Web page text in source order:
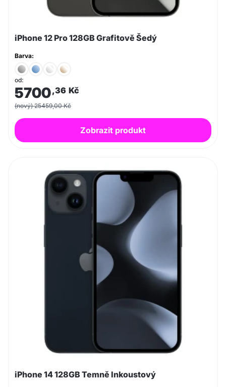
iPhone 12 Pro 128GB Grafitově Šedý
Barva:
od:
5700,36 Kč
(nový) 25459,00 Kč
Zobrazit produkt
iPhone 14 128GB Temně Inkoustový